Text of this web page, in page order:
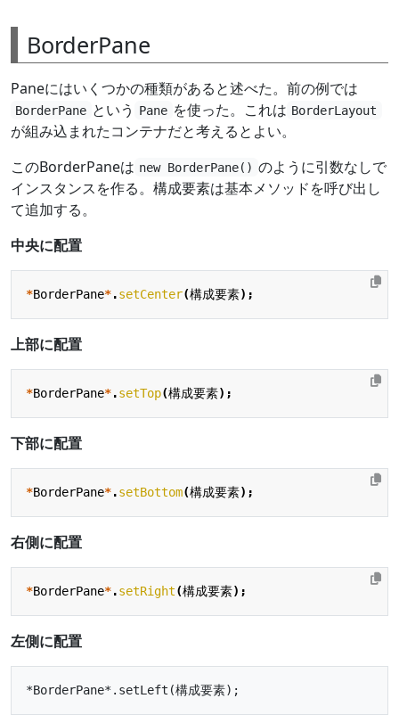
BorderPane
Paneにはいくつかの種類があると述べた。前の例では
BorderPane という Pane を使った。これは BorderLayout
が組み込まれたコンテナだと考えるとよい。
このBorderPaneは new BorderPane() のように引数なしで
インスタンスを作る。構成要素は基本メソッドを呼び出し
て追加する。
中央に配置
*BorderPane*.setCenter(構成要素);
上部に配置
*BorderPane*.setTop(構成要素);
下部に配置
*BorderPane*.setBottom(構成要素);
右側に配置
*BorderPane*.setRight(構成要素);
左側に配置